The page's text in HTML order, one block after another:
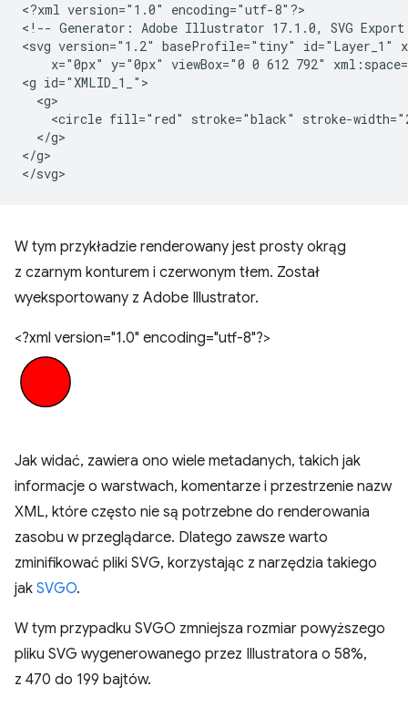
<?xml version="1.0"
encoding="utf-8"?>
<!-- Generator: Adobe Illustrator 17.1.0, SVG Export
<svg version="1.2" baseProfile="tiny" id="Layer_1"
x="0px" y="0px" viewBox="0 0 612 792"
<g
<circle fill="red" stroke="black"
stroke-
</g>
</g>
W tym przykładzie renderowany jest prosty okrąg
z czarnym konturem i czerwonym tłem. Został
wyeksportowany z Adobe Illustrator.
<?xml version="1.0" encoding="utf-8"?>
Jak widać, zawiera ono wiele metadanych, takich jak
informacje o warstwach, komentarze i przestrzenie nazw
XML, które często nie są potrzebne do renderowania
zasobu w przeglądarce. Dlatego zawsze warto
zminifikować pliki SVG, korzystając z narzędzia takiego
jak SVGO.
W tym przypadku SVGO zmniejsza rozmiar powyższego
pliku SVG wygenerowanego przez Illustratora o 58%,
z 470 do 199 bajtów.